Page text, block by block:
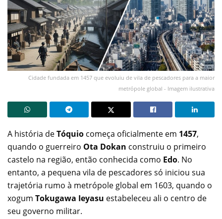
Cidade fundada em 1457 que evoluiu de vila de pescadores para a maior
metrópole global - Imagem ilustrativa
A história deTóquio começa oficialmente em 1457,
quando o guerreiro Ota Dokan construiu o primeiro
castelo na região, então conhecida como Edo. No
entanto, a pequena vila de pescadores só iniciou sua
trajetória rumo à metrópole global em 1603, quando o
xogum Tokugawa Ieyasu estabeleceu ali o centro de
seu governo militar.